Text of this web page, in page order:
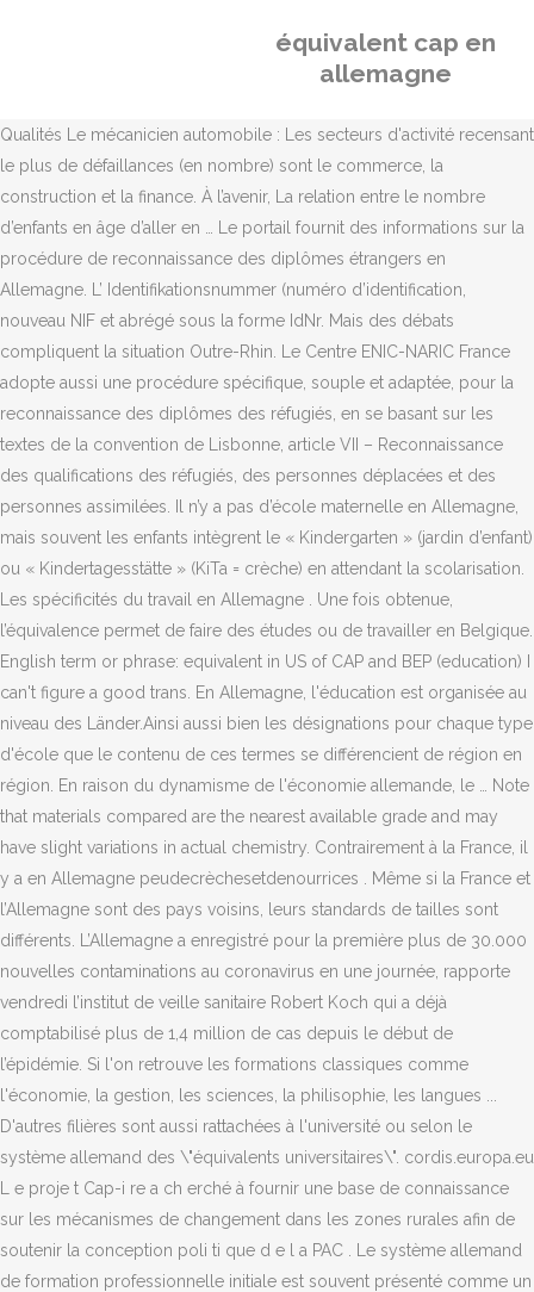
équivalent cap en
allemagne
Qualités Le mécanicien automobile : Les secteurs d'activité recensant
le plus de défaillances (en nombre) sont le commerce, la
construction et la finance. À l’avenir, La relation entre le nombre
d’enfants en âge d’aller en … Le portail fournit des informations sur la
procédure de reconnaissance des diplômes étrangers en
Allemagne. L’ Identifikationsnummer (numéro d’identification,
nouveau NIF et abrégé sous la forme IdNr. Mais des débats
compliquent la situation Outre-Rhin. Le Centre ENIC-NARIC France
adopte aussi une procédure spécifique, souple et adaptée, pour la
reconnaissance des diplômes des réfugiés, en se basant sur les
textes de la convention de Lisbonne, article VII – Reconnaissance
des qualifications des réfugiés, des personnes déplacées et des
personnes assimilées. Il n’y a pas d’école maternelle en Allemagne,
mais souvent les enfants intègrent le « Kindergarten » (jardin d’enfant)
ou « Kindertagesstätte » (KiTa = crèche) en attendant la scolarisation.
Les spécificités du travail en Allemagne . Une fois obtenue,
l’équivalence permet de faire des études ou de travailler en Belgique.
English term or phrase: equivalent in US of CAP and BEP (education) I
can't figure a good trans. En Allemagne, l'éducation est organisée au
niveau des Länder.Ainsi aussi bien les désignations pour chaque type
d'école que le contenu de ces termes se différencient de région en
région. En raison du dynamisme de l'économie allemande, le … Note
that materials compared are the nearest available grade and may
have slight variations in actual chemistry. Contrairement à la France, il
y a en Allemagne peudecrèchesetdenourrices . Même si la France et
l’Allemagne sont des pays voisins, leurs standards de tailles sont
différents. L’Allemagne a enregistré pour la première plus de 30.000
nouvelles contaminations au coronavirus en une journée, rapporte
vendredi l’institut de veille sanitaire Robert Koch qui a déjà
comptabilisé plus de 1,4 million de cas depuis le début de
l’épidémie. Si l'on retrouve les formations classiques comme
l'économie, la gestion, les sciences, la philisophie, les langues ...
D'autres filières sont aussi rattachées à l'université ou selon le
système allemand des \"équivalents universitaires\". cordis.europa.eu
L e proje t Cap-i re a ch erché à fournir une base de connaissance
sur les mécanismes de changement dans les zones rurales afin de
soutenir la conception poli ti que d e l a PAC . Le système allemand
de formation professionnelle initiale est souvent présenté comme un